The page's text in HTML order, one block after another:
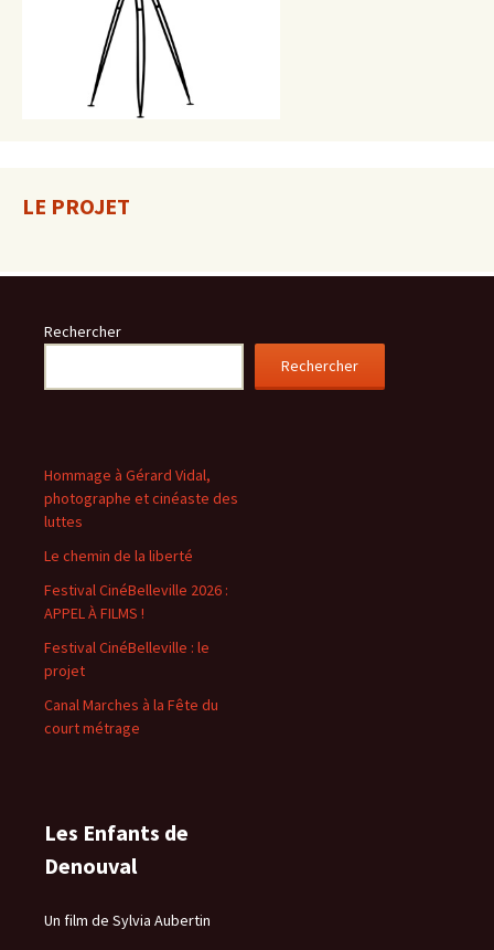
LE PROJET
Rechercher
Rechercher
Hommage à Gérard Vidal,
photographe et cinéaste des
luttes
Le chemin de la liberté
Festival CinéBelleville 2026 :
APPEL À FILMS !
Festival CinéBelleville : le
projet
Canal Marches à la Fête du
court métrage
Les Enfants de
Denouval
Un film de Sylvia Aubertin